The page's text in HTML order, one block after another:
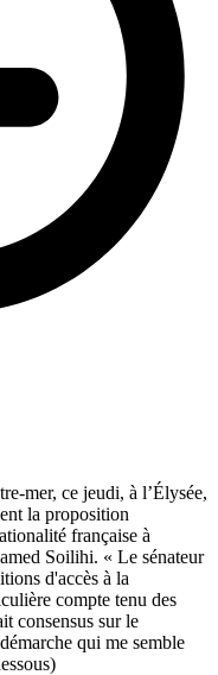
mer, ce jeudi, à l’Élysée,
la proposition
française à
Soilihi. « Le sénateur
d'accès à la
compte tenu des
consensus sur le
qui me semble